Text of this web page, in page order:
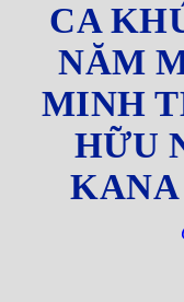
CA
NĂM
MINH
HỮU
KANA